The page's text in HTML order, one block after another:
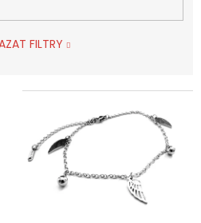
FILTRY